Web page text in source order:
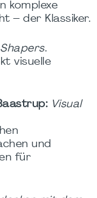
komplexe
– der Klassiker.
.
visuelle
Visual
und
für